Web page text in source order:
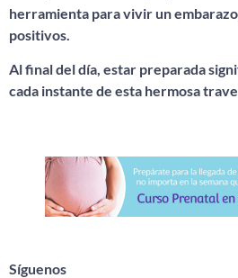
herramienta para vivir un
positivos.
Al final del día, estar preparada
cada instante de esta hermosa
Síguenos